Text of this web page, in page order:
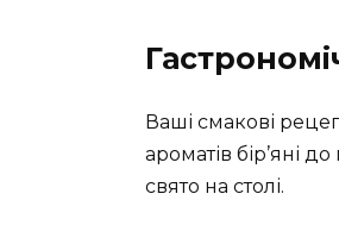
Ваші смакові
ароматів бір’яні
свято на столі.